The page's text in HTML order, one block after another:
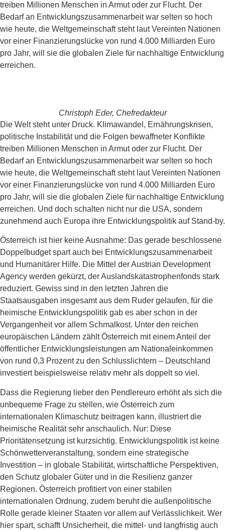
treiben Millionen Menschen in Armut oder zur Flucht. Der
Bedarf an Entwicklungszusammenarbeit war selten so hoch
wie heute, die Weltgemeinschaft steht laut Vereinten Nationen
vor einer Finanzierungslücke von rund 4.000 Milliarden Euro
pro Jahr, will sie die globalen Ziele für nachhaltige Entwicklung
erreichen.
Christoph Eder, Chefredakteur
Die Welt steht unter Druck. Klimawandel, Ernährungskrisen,
politische Instabilität und die Folgen bewaffneter Konflikte
treiben Millionen Menschen in Armut oder zur Flucht. Der
Bedarf an Entwicklungszusammenarbeit war selten so hoch
wie heute, die Weltgemeinschaft steht laut Vereinten Nationen
vor einer Finanzierungslücke von rund 4.000 Milliarden Euro
pro Jahr, will sie die globalen Ziele für nachhaltige Entwicklung
erreichen. Und doch schalten nicht nur die USA, sondern
zunehmend auch Europa ihre Entwicklungspolitik auf Stand-by.
Österreich ist hier keine Ausnahme: Das gerade beschlossene
Doppelbudget spart auch bei Entwicklungszusammenarbeit
und Humanitärer Hilfe. Die Mittel der Austrian Development
Agency werden gekürzt, der Auslandskatastrophenfonds stark
reduziert. Gewiss sind in den letzten Jahren die
Staatsausgaben insgesamt aus dem Ruder gelaufen, für die
heimische Entwicklungspolitik gab es aber schon in der
Vergangenheit vor allem Schmalkost. Unter den reichen
europäischen Ländern zählt Österreich mit einem Anteil der
öffentlicher Entwicklungsleistungen am Nationaleinkommen
von rund 0,3 Prozent zu den Schlusslichtern – Deutschland
investiert beispielsweise relativ mehr als doppelt so viel.
Dass die Regierung lieber den Pendlereuro erhöht als sich die
unbequeme Frage zu stellen, wie Österreich zum
internationalen Klimaschutz beitragen kann, illustriert die
heimische Realität sehr anschaulich. Nur: Diese
Prioritätensetzung ist kurzsichtig. Entwicklungspolitik ist keine
Schönwetterveranstaltung, sondern eine strategische
Investition – in globale Stabilität, wirtschaftliche Perspektiven,
den Schutz globaler Güter und in die Resilienz ganzer
Regionen. Österreich profitiert von einer stabilen
internationalen Ordnung, zudem beruht die außenpolitische
Rolle gerade kleiner Staaten vor allem auf Verlässlichkeit. Wer
hier spart, schafft Unsicherheit, die mittel- und langfristig auch